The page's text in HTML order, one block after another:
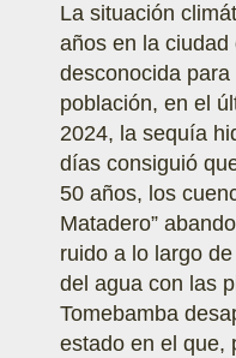
La situación
años en la
desconocida
población, en el
2024, la sequía
días consiguió
50 años, los
Matadero”
ruido a lo largo
del agua con las
Tomebamba
estado en el que,